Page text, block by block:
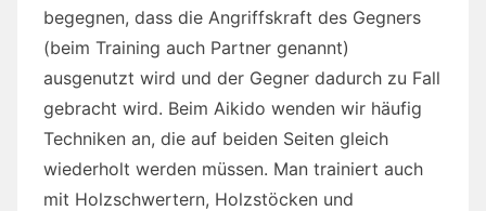
begegnen, dass die Angriffskraft des Gegners
(beim Training auch Partner genannt)
ausgenutzt wird und der Gegner dadurch zu Fall
gebracht wird. Beim Aikido wenden wir häufig
Techniken an, die auf beiden Seiten gleich
wiederholt werden müssen. Man trainiert auch
mit Holzschwertern, Holzstöcken und